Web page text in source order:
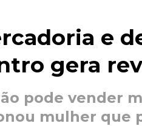
e
gera
pode vender
mulher que